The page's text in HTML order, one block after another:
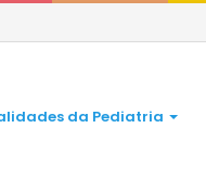
da Pediatria